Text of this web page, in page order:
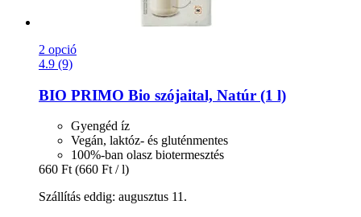
2 opció
4.9 (9)
BIO PRIMO Bio szójaital, Natúr (1 l)
Gyengéd íz
Vegán, laktóz- és gluténmentes
100%-ban olasz biotermesztés
660 Ft (660 Ft / l)
Szállítás eddig: augusztus 11.